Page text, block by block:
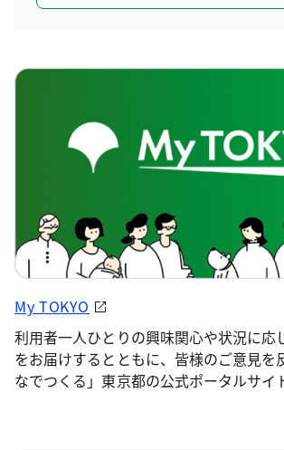
My TOKYO
利用者一人ひとりの興味関心や状況に応
をお届けするとともに、皆様のご意見を
なでつくる」東京都の公式ポータルサイ